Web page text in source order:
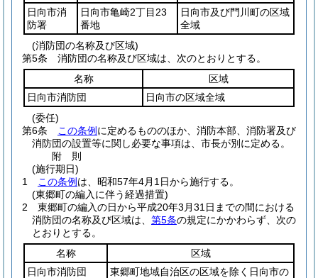
日向市消
防署
日向市亀崎2丁目23
番地
日向市及び門川町の区域
全域
(消防団の名称及び区域)
第5条
消防団の名称及び区域は、次のとおりとする。
名称
区域
日向市消防団
日向市の区域全域
(委任)
第6条
この条例 に定めるもののほか、消防本部、消防署及び
消防団の設置等に関し必要な事項は、市長が別に定める。
附 則
(施行期日)
1
この条例 は、昭和57年4月1日から施行する。
(東郷町の編入に伴う経過措置)
2
東郷町の編入の日から平成20年3月31日までの間における
消防団の名称及び区域は、 第5条の規定にかかわらず、次の
とおりとする。
名称
区域
日向市消防団
東郷町地域自治区の区域を除く日向市の